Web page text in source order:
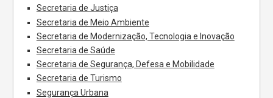
Secretaria de Justiça
Secretaria de Meio Ambiente
Secretaria de Modernização, Tecnologia e Inovação
Secretaria de Saúde
Secretaria de Segurança, Defesa e Mobilidade
Secretaria de Turismo
Segurança Urbana